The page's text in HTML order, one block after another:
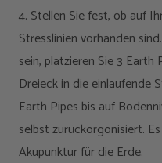
4. Stellen Sie fest, ob auf
Stresslinien vorhanden
sein, platzieren Sie 3
Dreieck in die einlaufende
Earth Pipes bis auf
selbst zurückorgonisiert.
Akupunktur für die Erde.